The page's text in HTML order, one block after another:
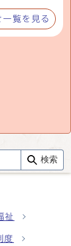
覧を見る
検索
祉
度